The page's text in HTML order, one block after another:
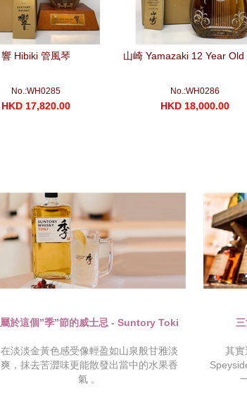
響 Hibiki 管風琴
No.:WH0285
HKD 17,820.00
山崎 Yamazaki 12 Year Old
No.:WH0286
HKD 18,000.00
屬於這個”季”節的威士忌 - Suntory Toki
在淡淡金黃色感受像輕盈如山泉般甘雅淡
爽，抹去苦澀味更能散發出當中的水果香
氣 。
其實